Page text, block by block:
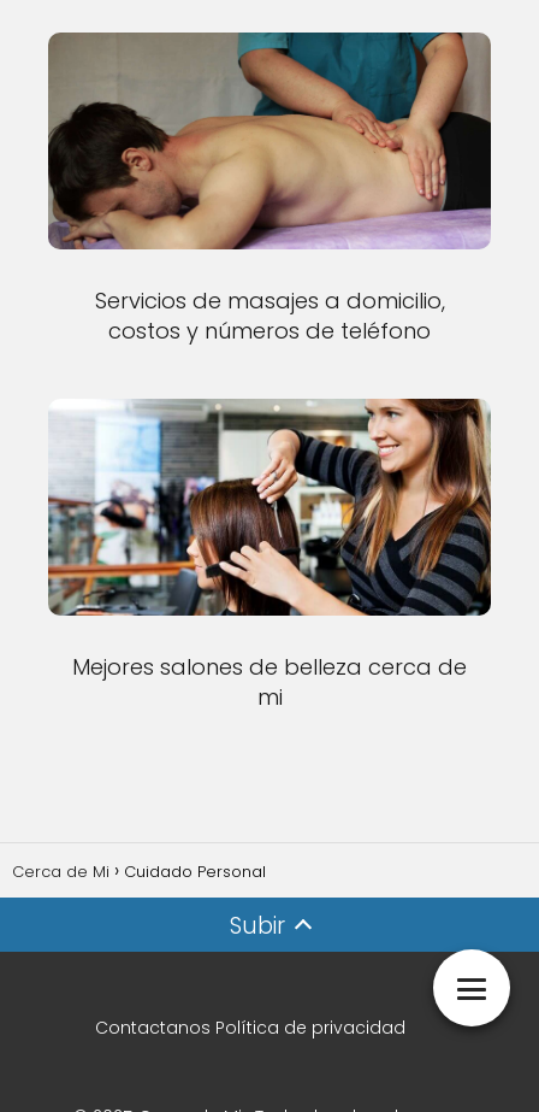
Servicios de masajes a domicilio,
costos y números de teléfono
Mejores salones de belleza cerca de
mi
Cerca de Mi Cuidado Personal
Subir
Contactanos Política de privacidad